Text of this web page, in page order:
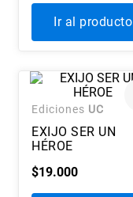
Ir al producto
Ediciones UC
EXIJO SER UN
HÉROE
$19.000